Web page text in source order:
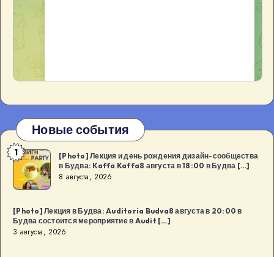
Новые события
[Photo]
Лекция
и
рождения
дизайн-
1
[Photo] Лекция и день рождения дизайн-сообщества
в Будва: Kaffa Kaffa8 августа в 18:00 в Будва […]
8 августа, 2026
[Photo] Лекция в Будва: Auditoria Budva8 августа в 20:00 в
Будва состоится мероприятие в Audit […]
3 августа, 2026